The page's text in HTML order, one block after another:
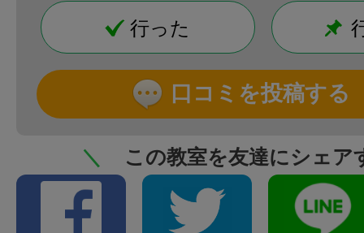
行った
口コミを投稿する
＼ この教室を友達にシェア